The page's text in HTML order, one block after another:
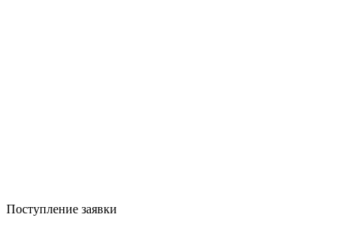
Поступление заявки